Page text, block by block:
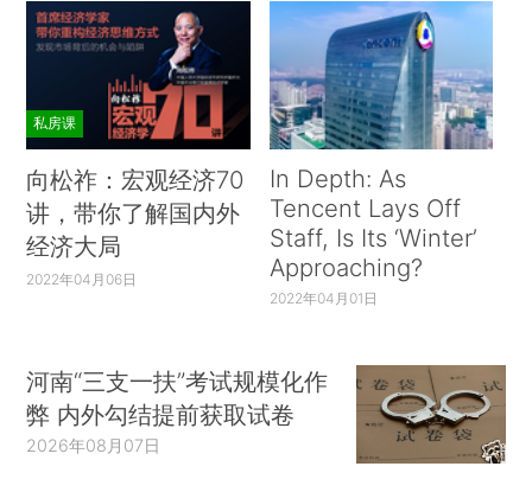
私房课
向松祚：宏观经济70
讲，带你了解国内外
经济大局
2022年04月06日
In Depth: As
Tencent Lays Off
Staff, Is Its ‘Winter’
Approaching?
2022年04月01日
河南“三支一扶”考试规模化作
弊 内外勾结提前获取试卷
2026年08月07日